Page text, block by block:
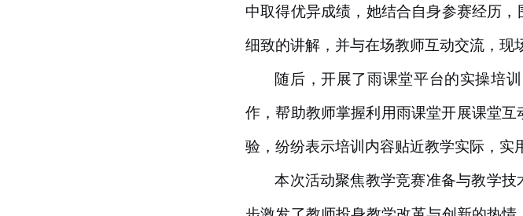
中取得优异成绩，她结合自身参赛经历
细致的讲解，并与在场教师互动交流，现
随后，开展了雨课堂平台的实操培
作，帮助教师掌握利用雨课堂开展课堂
验，纷纷表示培训内容贴近教学实际，实
本次活动聚焦教学竞赛准备与教学